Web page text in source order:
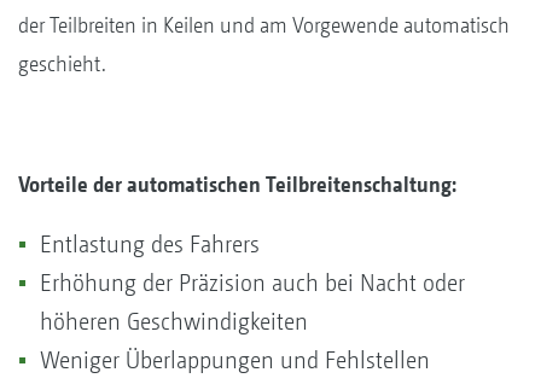
der Teilbreiten in Keilen und am Vorgewende automatisch
geschieht.
Vorteile der automatischen Teilbreitenschaltung:
Entlastung des Fahrers
Erhöhung der Präzision auch bei Nacht oder
höheren Geschwindigkeiten
Weniger Überlappungen und Fehlstellen